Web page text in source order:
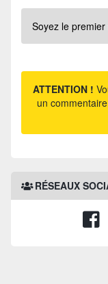
Soyez le
ATTENTION !
un
RÉSEAUX